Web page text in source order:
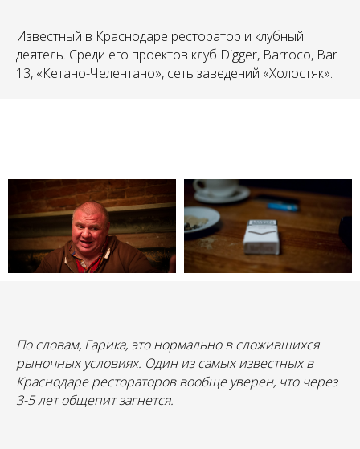
Известный в Краснодаре ресторатор и клубный
деятель. Среди его проектов клуб Digger, Barroco, Bar
13, «Кетано-Челентано», сеть заведений «Холостяк».
По словам, Гарика, это нормально в сложившихся
рыночных условиях. Один из самых известных в
Краснодаре рестораторов вообще уверен, что через
3-5 лет общепит загнется.